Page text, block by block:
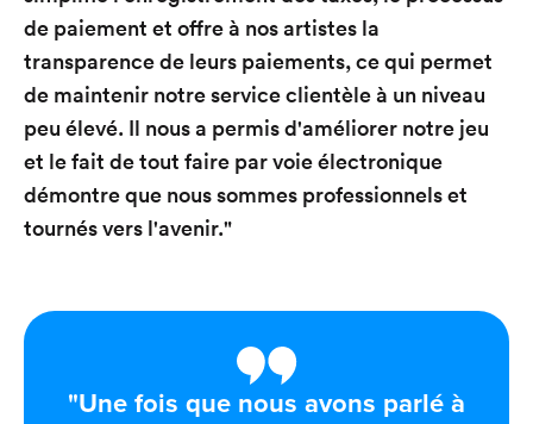
de paiement et offre à nos artistes la
transparence de leurs paiements, ce qui permet
de maintenir notre service clientèle à un niveau
peu élevé. Il nous a permis d'améliorer notre jeu
et le fait de tout faire par voie électronique
démontre que nous sommes professionnels et
tournés vers l'avenir."
"Une fois que nous avons parlé à